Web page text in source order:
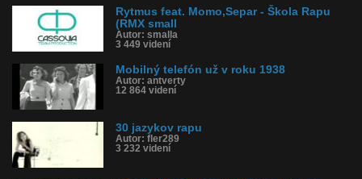
Rytmus feat. Momo,Separ - Škola Rapu
(RMX small
Autor: smalla
3 449 videní
Mobilný telefón už v roku 1938
Autor: antverty
12 864 videní
30 jazykov rapu
Autor: fler289
3 232 videní